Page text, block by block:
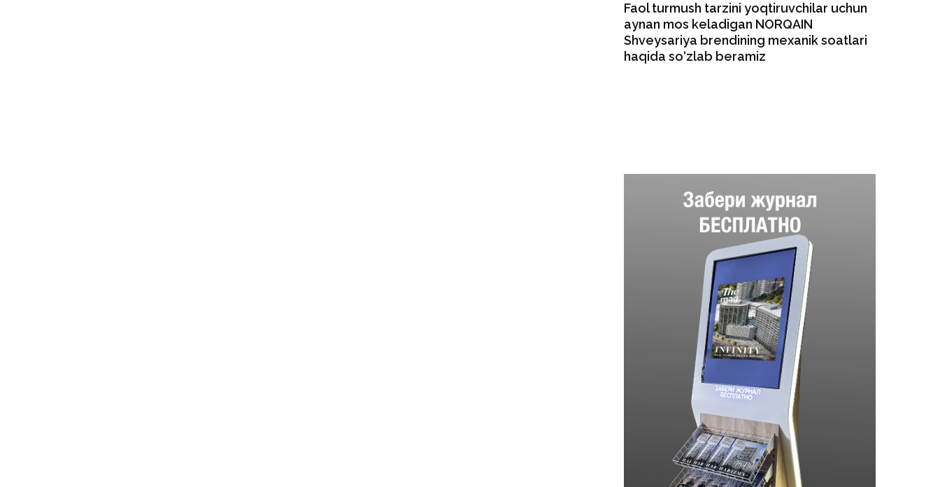
Faol turmush tarzini yoqtiruvchilar uchun
aynan mos keladigan NORQAIN
Shveysariya brendining mexanik soatlari
haqida so‘zlab beramiz